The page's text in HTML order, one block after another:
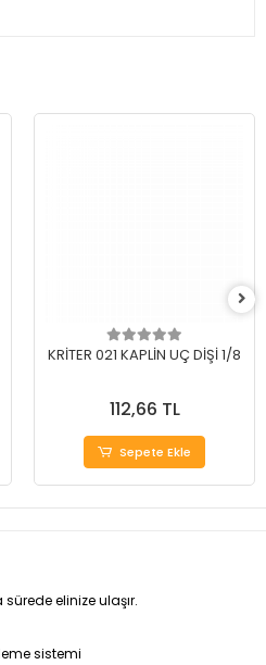
KRİTER 021 KAPLİN UÇ DİŞİ 1/8
112,66 TL
Sepete Ekle
sürede elinize ulaşır.
sistemi